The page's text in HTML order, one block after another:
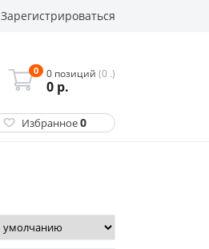
Зарегистрироваться
0 0 позиций (0 .)
0 р.
Избранное0